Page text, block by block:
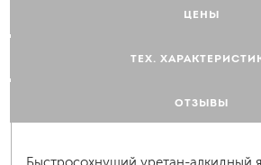
ЦЕНЫ
ТЕХ.
ОТЗЫВЫ